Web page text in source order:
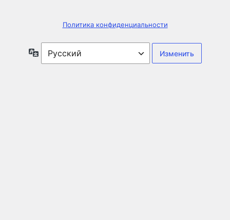
Политика конфиденциальности
Язык